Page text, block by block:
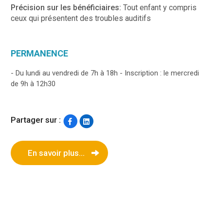
Précision sur les bénéficiaires:Tout enfant y compris
ceux qui présentent des troubles auditifs
PERMANENCE
- Du lundi au vendredi de 7h à 18h - Inscription : le mercredi
de 9h à 12h30
Partager sur :
En savoir plus...